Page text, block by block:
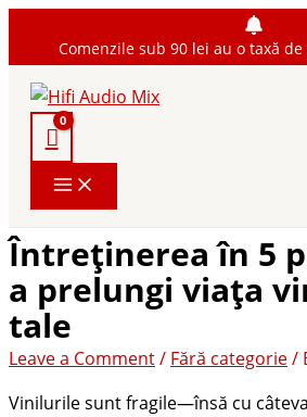
Comenzile sub 90 lei au o taxă
Skip
content
Întreținerea în 5
a prelungi viața
tale
Leave a Comment/ Fără categorie/
Vinilurile sunt fragile—însă cu
Type
Name*
Email*
Website